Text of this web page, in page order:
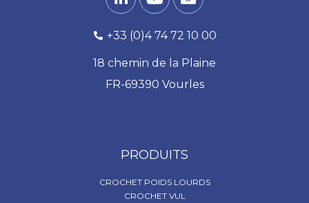
+33 (0)4 74 72 10 00
18 chemin de la Plaine
FR-69390 Vourles
PRODUITS
CROCHET POIDS LOURDS
CROCHET VUL